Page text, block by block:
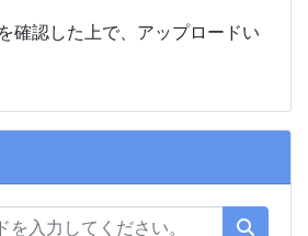
確認した上で、アップロードい